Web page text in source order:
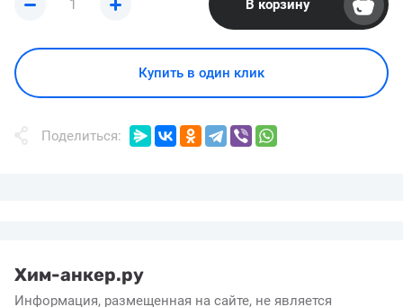
В корзину
Купить в один клик
Поделиться:
Хим-анкер.ру
Информация, размещенная на сайте, не является